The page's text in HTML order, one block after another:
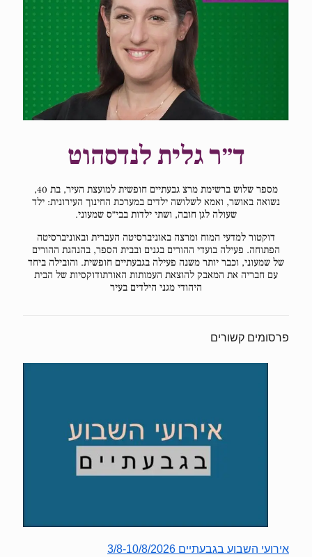
ד״ר גלית לנדסהוט
מספר שלוש ברשימת מרצ גבעתיים חופשית למועצת העיר, בת 40,
נשואה באושר, ואמא לשלושה ילדים במערכת החינוך העירונית: ילד
שעולה לגן חובה, ושתי ילדות בבי״ס שמעוני.
דוקטור למדעי המוח ומרצה באוניברסיטה העברית ובאוניברסיטה
הפתוחה. פעילה בועדי ההורים בגנים ובבית הספר, בהנהגת ההורים
של שמעוני, וכבר יותר משנה פעילה בגבעתיים חופשית. והובילה ביחד
עם חבריה את המאבק להוצאת העמותות האורתודוקסיות של הבית
היהודי מגני הילדים בעיר
פרסומים קשורים
אירועי השבוע בגבעתיים 3/8-10/8/2026